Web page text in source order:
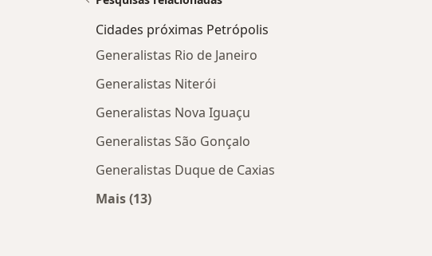
Cidades próximas Petrópolis
Generalistas Rio de Janeiro
Generalistas Niterói
Generalistas Nova Iguaçu
Generalistas São Gonçalo
Generalistas Duque de Caxias
Mais (13)